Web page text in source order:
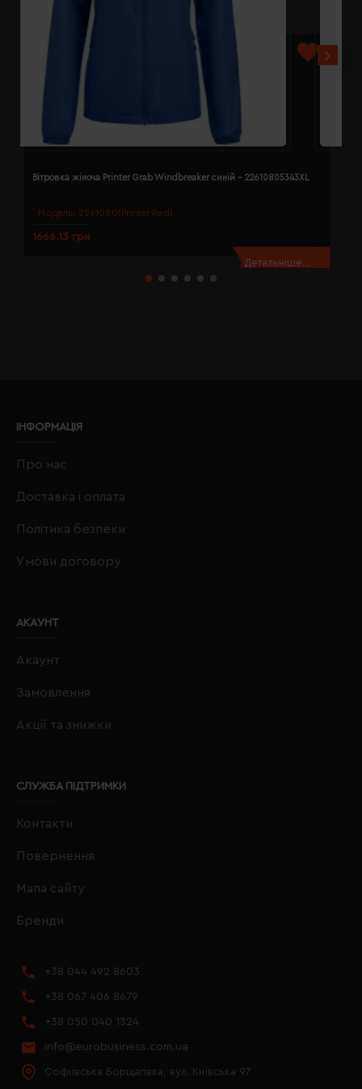
Модель: 2261080(Printer Red)
Вітровка жіноча Printer Grab Windbreaker синій - 22610805343XL
1666.13 грн
Детальніше...
ІНФОРМАЦІЯ
Про нас
Доставка і оплата
Політика безпеки
Умови договору
АКАУНТ
Акаунт
Замовлення
Акції та знижки
СЛУЖБА ПІДТРИМКИ
Контакти
Повернення
Мапа сайту
Бренди
+38 044 492 8603
+38 067 406 8679
+38 050 040 1324
info@eurobusiness.com.ua
Софіївська Борщагівка, вул. Київська 97